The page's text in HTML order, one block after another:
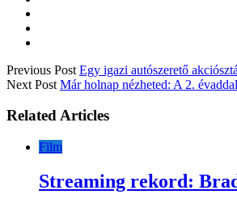
Previous Post Egy igazi autószerető
Next Post Már holnap nézheted: A 2.
Related Articles
Film
Streaming rekord: